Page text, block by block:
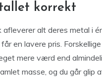
korrekt
alt deres metal i
en lavere pris.
mere værd end
masse, og du går glip